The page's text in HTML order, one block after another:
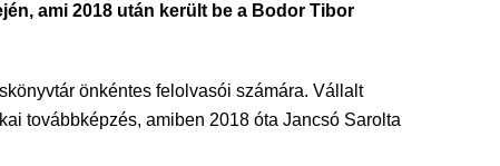
ami 2018 után került be a Bodor Tibor
önkéntes felolvasói számára. Vállalt
továbbképzés, amiben 2018 óta Jancsó Sarolta